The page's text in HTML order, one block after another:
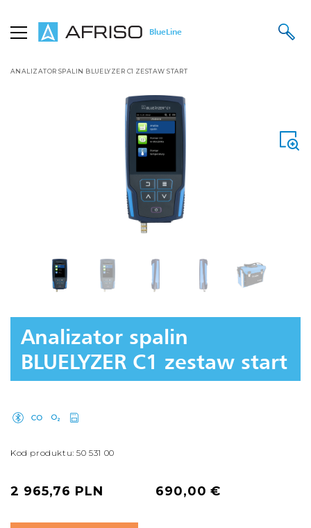
BlueLine
ANALIZATOR SPALIN BLUELYZER C1 ZESTAW START
Analizator spalin
BLUELYZER C1 zestaw start
Kod produktu: 50 531 00
2 965,76 PLN 690,00 €